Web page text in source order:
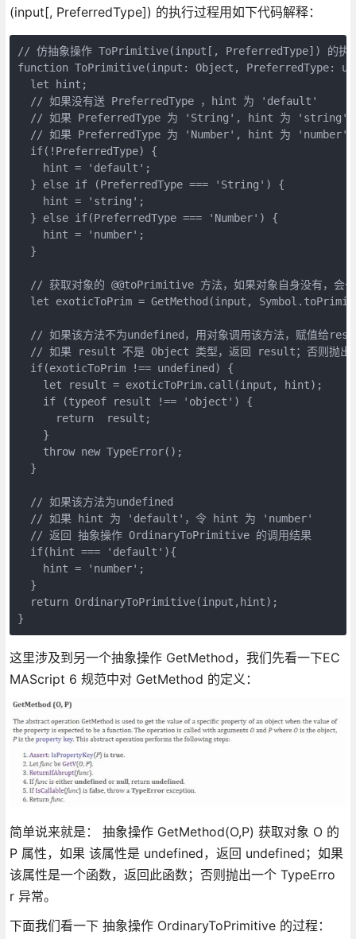
(input[, PreferredType]) 的执行过程用如下代码解释：
// 仿抽象操作 ToPrimitive(input[, PreferredType]) 的执
function ToPrimitive(input: Object, PreferredType:
  let hint;
  // 如果没有送 PreferredType ，hint 为 'default'
  // 如果 PreferredType 为 'String', hint 为 'string'
  // 如果 PreferredType 为 'Number', hint 为 'number'
  if(!PreferredType) {
    hint = 'default';
  } else if (PreferredType === 'String') {
    hint = 'string';
  } else if(PreferredType === 'Number') {
    hint = 'number';
  }
// 获取对象的 @@toPrimitive 方法，如果对象自身没有，会
let exoticToPrim = GetMethod(input,
// 如果该方法不为undefined，用对象调用该方法，赋值给
// 如果 result 不是 Object 类型，返回 result；否则抛
  if(exoticToPrim !== undefined) {
    let result = exoticToPrim.call(input, hint);
    if (typeof result !== 'object') {
      return  result;
    }
    throw new TypeError();
  }
  // 如果该方法为undefined
  // 如果 hint 为 'default'，令 hint 为 'number'
  // 返回 抽象操作 OrdinaryToPrimitive 的调用结果
  if(hint === 'default'){
    hint = 'number';
  }
  return OrdinaryToPrimitive(input,hint);
这里涉及到另一个抽象操作 GetMethod，我们先看一下EC
MAScript 6 规范中对 GetMethod 的定义：
简单说来就是： 抽象操作 GetMethod(O,P) 获取对象 O 的
P 属性，如果 该属性是 undefined，返回 undefined；如果
该属性是一个函数，返回此函数；否则抛出一个 TypeErro
r 异常。
下面我们看一下 抽象操作 OrdinaryToPrimitive 的过程：